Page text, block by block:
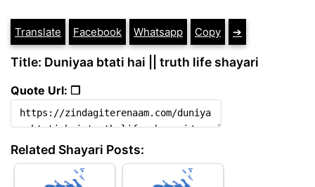
Translate Facebook Whatsapp Copy ➔
Title: Duniyaa btati hai || truth life shayari
Quote Url: ❐
Related Shayari Posts: